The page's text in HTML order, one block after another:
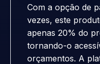
Com a opção de
vezes, este
apenas 20% do
tornando-o
orçamentos. A